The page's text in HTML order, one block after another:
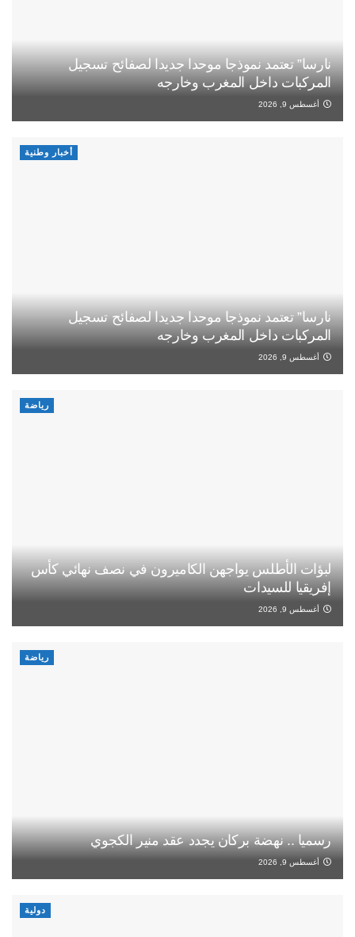
نارسا” تعتمد نموذجا موحدا جديدا لصفائح تسجيل
المركبات داخل المغرب وخارجه
أغسطس 9, 2026
أخبار وطنية
نارسا” تعتمد نموذجا موحدا جديدا لصفائح تسجيل
المركبات داخل المغرب وخارجه
أغسطس 9, 2026
رياضة
لبؤات الأطلس يواجهن الكاميرون في نصف نهائي كأس
إفريقيا للسيدات
أغسطس 9, 2026
رياضة
رسميا .. نهضة بركان يجدد عقد منير الكجوي
أغسطس 9, 2026
دولية